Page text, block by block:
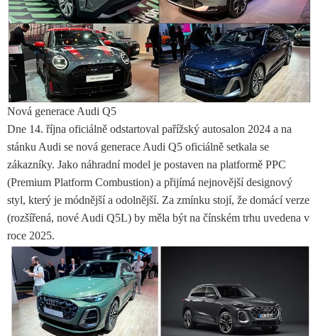
Nová generace Audi Q5
Dne 14. října oficiálně odstartoval pařížský autosalon 2024 a na
stánku Audi se nová generace Audi Q5 oficiálně setkala se
zákazníky. Jako náhradní model je postaven na platformě PPC
(Premium Platform Combustion) a přijímá nejnovější designový
styl, který je módnější a odolnější. Za zmínku stojí, že domácí verze
(rozšířená, nové Audi Q5L) by měla být na čínském trhu uvedena v
roce 2025.